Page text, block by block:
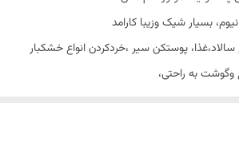
پوستکن سیر ،خردکردن انواع خشکبار
به راحتی،